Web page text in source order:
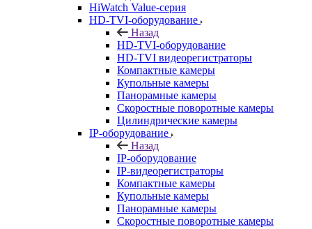
HiWatch Value-серия
HD-TVI-оборудование
Назад
HD-TVI-оборудование
HD-TVI видеорегистраторы
Компактные камеры
Купольные камеры
Панорамные камеры
Скоростные поворотные камеры
Цилиндрические камеры
IP-оборудование
Назад
IP-оборудование
IP-видеорегистраторы
Компактные камеры
Купольные камеры
Панорамные камеры
Скоростные поворотные камеры